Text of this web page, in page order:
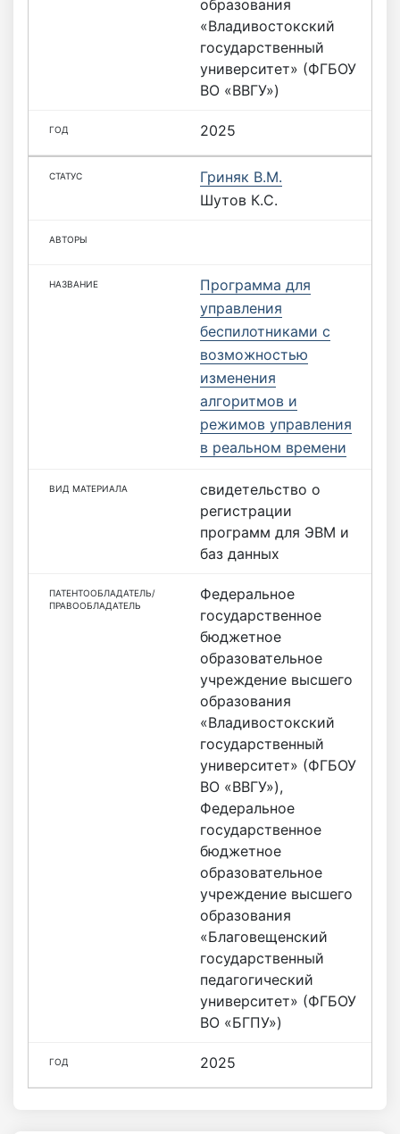
образования
«Владивостокский
государственный
университет» (ФГБОУ
ВО «ВВГУ»)
2025
Гриняк В.М.
Шутов К.С.
Программа для
управления
беспилотниками с
возможностью
изменения
алгоритмов и
режимов управления
в реальном времени
свидетельство о
регистрации
программ для ЭВМ и
баз данных
Федеральное
государственное
бюджетное
образовательное
учреждение высшего
образования
«Владивостокский
государственный
университет» (ФГБОУ
ВО «ВВГУ»),
Федеральное
государственное
бюджетное
образовательное
учреждение высшего
образования
«Благовещенский
государственный
педагогический
университет» (ФГБОУ
ВО «БГПУ»)
2025